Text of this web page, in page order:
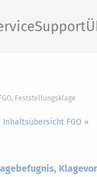
Support
Feststellungsklage
Inhaltsübersicht FGO »